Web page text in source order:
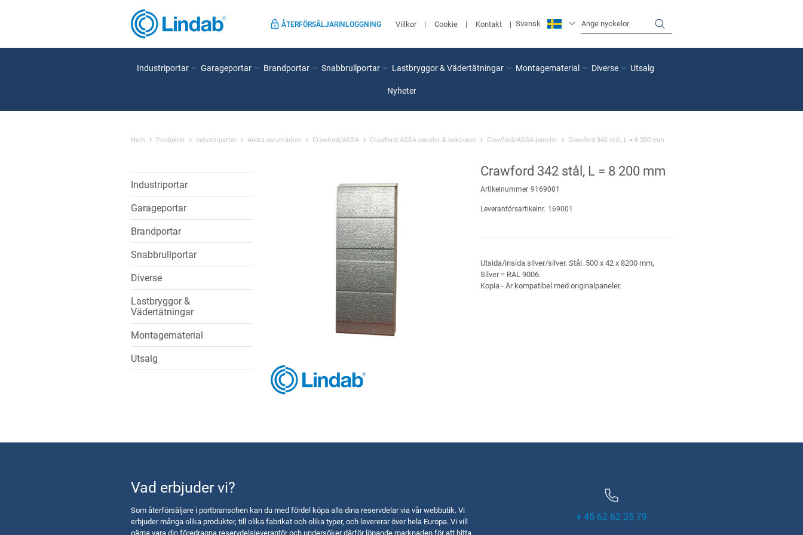
ÅTERFÖRSÄLJARINLOGGNING Villkor Cookie Kontakt Svensk
Industriportar Garageportar Brandportar Snabbrullportar Lastbryggor & Vädertätningar Montagematerial Diverse
Utsalg
Nyheter
Hem Produkter Industriportar Andra varumärken Crawford/ASSA Crawford/ASSA paneler & sektioner Crawford/ASSA paneler Crawford 342 stål, L = 8 200 mm
Industriportar
Garageportar
Brandportar
Snabbrullportar
Diverse
Lastbryggor &
Vädertätningar
Montagematerial
Utsalg
Crawford 342 stål, L = 8 200 mm
Artikelnummer 9169001
Leverantörsartikelnr. 169001
Utsida/insida silver/silver. Stål. 500 x 42 x 8200 mm,
Silver = RAL 9006.
Kopia - Är kompatibel med originalpaneler.
Vad erbjuder vi?
Som återförsäljare i portbranschen kan du med fördel köpa alla dina reservdelar via vår webbutik. Vi
erbjuder många olika produkter, till olika fabrikat och olika typer, och levererar över hela Europa. Vi vill
gärna vara din föredragna reservdelsleverantör och undersöker därför löpande marknaden för att hitta
+ 45 62 62 25 79